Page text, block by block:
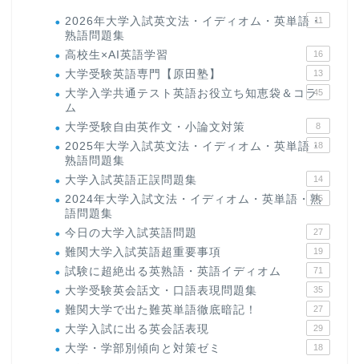
2026年大学入試英文法・イディオム・英単語・
熟語問題集
11
高校生×AI英語学習 16
大学受験英語専門【原田塾】 13
大学入学共通テスト英語お役立ち知恵袋＆コラ
ム
45
大学受験自由英作文・小論文対策 8
2025年大学入試英文法・イディオム・英単語・
熟語問題集
18
大学入試英語正誤問題集 14
2024年大学入試文法・イディオム・英単語・熟
語問題集
15
今日の大学入試英語問題 27
難関大学入試英語超重要事項 19
試験に超絶出る英熟語・英語イディオム 71
大学受験英会話文・口語表現問題集 35
難関大学で出た難英単語徹底暗記！ 27
大学入試に出る英会話表現 29
大学・学部別傾向と対策ゼミ 18